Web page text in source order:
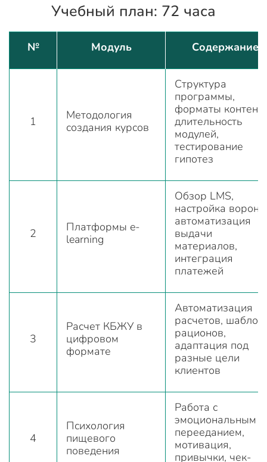
Учебный план: 72 часа
№ Модуль Содержание
1
Методология
создания курсов
Структура
программы,
форматы
длительность
модулей,
тестирование
гипотез
2
Платформы e-
learning
Обзор LMS,
настройка
автоматизация
выдачи
материалов,
интеграция
платежей
3
Расчет КБЖУ в
цифровом
формате
Автоматизация
расчетов,
рационов,
адаптация под
разные цели
клиентов
4
Психология
пищевого
поведения
Работа с
эмоциональным
перееданием,
мотивация,
привычки, чек-